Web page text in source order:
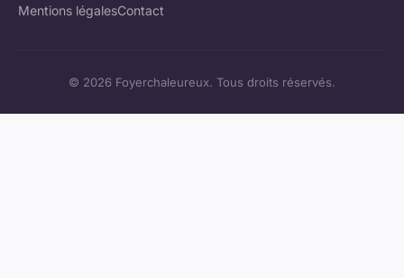
Mentions légalesContact
© 2026 Foyerchaleureux. Tous droits réservés.